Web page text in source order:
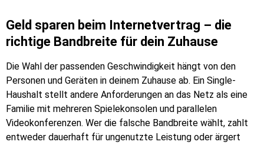
Geld sparen beim Internetvertrag – die
richtige Bandbreite für dein Zuhause
Die Wahl der passenden Geschwindigkeit hängt von den
Personen und Geräten in deinem Zuhause ab. Ein Single-
Haushalt stellt andere Anforderungen an das Netz als eine
Familie mit mehreren Spielekonsolen und parallelen
Videokonferenzen. Wer die falsche Bandbreite wählt, zahlt
entweder dauerhaft für ungenutzte Leistung oder ärgert